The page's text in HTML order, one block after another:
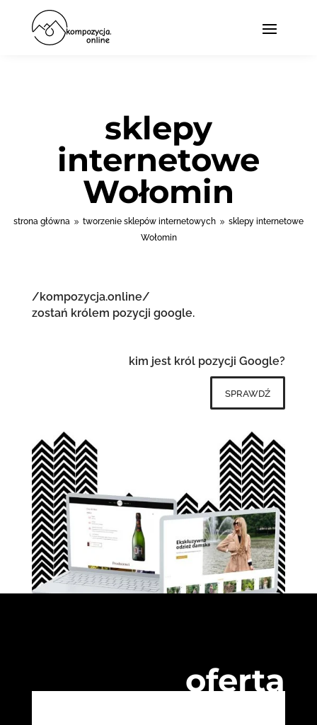
sklepy
internetowe
Wołomin
strona główna 9 tworzenie sklepów internetowych 9 sklepy internetowe
Wołomin
/kompozycja.online/
zostań królem pozycji google.
kim jest król pozycji Google?
sprawdź
oferta